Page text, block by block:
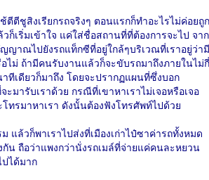
ตีตีชูสิงเรียกรถจริงๆ ตอนแรกก็ทำอะไรไม่ค่อยถูก
ก็เริ่มเข้าใจ แค่ใส่ชื่อสถานที่ที่ต้องการจะไป จาก
ญาณไปยังรถแท็กซีที่อยู่ใกล้ๆบริเวณที่เราอยู่ว่ามี
ไม่ ถ้ามีคนรับงานแล้วก็จะขับรถมาถึงภายในไม่กี่
ทีเดียวก็มาถึง โดยจะปรากฏแผนที่ซึ่งบอก
มารับเราด้วย กรณีที่เขาหาเราไม่เจอหรือเจอ
ทรมาหาเรา ดังนั้นต้องฟังโทรศัพท์ไปด้วย
แล้วก็พาเราไปส่งที่เมืองเก่าไป๋ซาค่ารถทั้งหมด
น ถือว่าแพงกว่านั่งรถเมล์ที่จ่ายแค่คนละหยวน
ได้มาก